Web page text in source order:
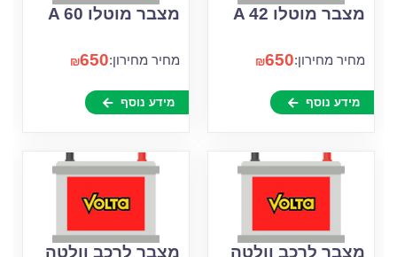
מצבר מוטלו A 42
מחיר מחירון: ₪650
מידע נוסף
מצבר מוטלו A 60
מחיר מחירון: ₪650
מידע נוסף
מצבר לרכב וולטה
מצבר לרכב וולטה